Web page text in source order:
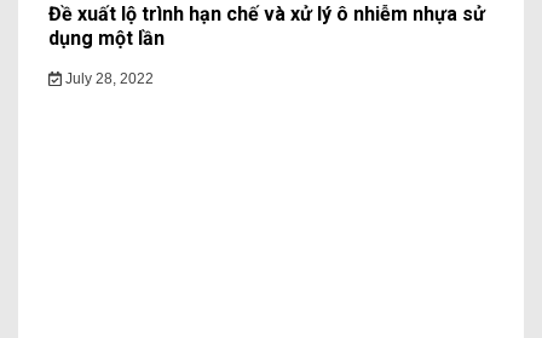
Đề xuất lộ trình hạn chế và xử lý ô nhiễm nhựa sử
dụng một lần
July 28, 2022